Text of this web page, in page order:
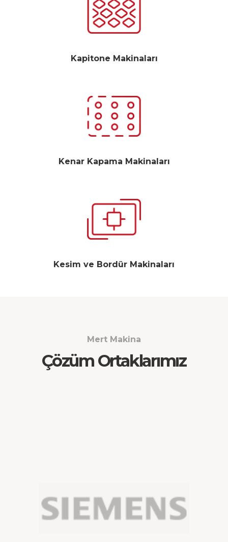
Kapitone Makinaları
Kenar Kapama Makinaları
Kesim ve Bordür Makinaları
Mert Makina
Çözüm Ortaklarımız